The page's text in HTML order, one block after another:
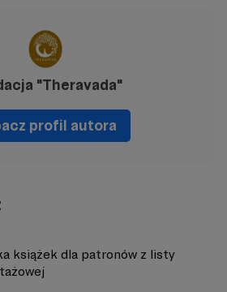
"Theravada"
profil autora
książek dla patronów z listy